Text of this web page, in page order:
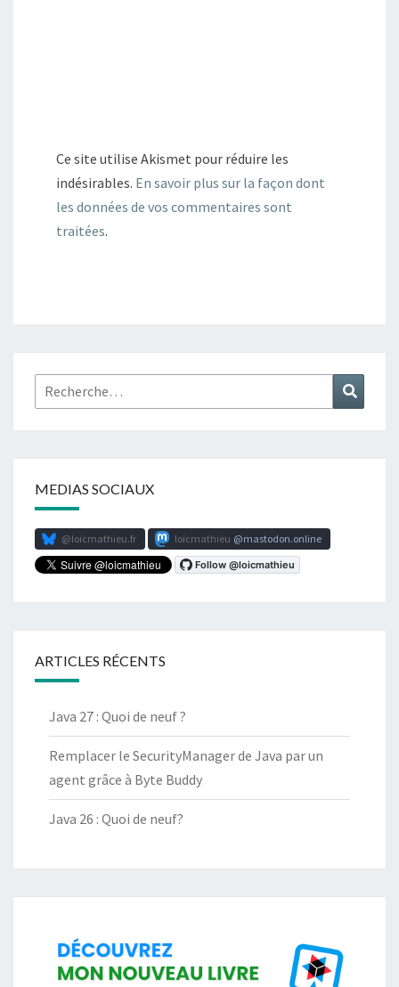
Ce site utilise Akismet pour réduire les
indésirables. En savoir plus sur la façon dont
les données de vos commentaires sont
traitées.
Rechercher :
MEDIAS SOCIAUX
@loicmathieu.fr loicmathieu mastodon.online
ARTICLES RÉCENTS
Java 27 : Quoi de neuf ?
Remplacer le SecurityManager de Java par un
agent grâce à Byte Buddy
Java 26 : Quoi de neuf?